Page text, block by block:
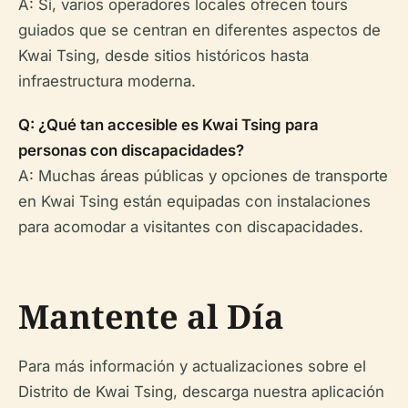
A: Sí, varios operadores locales ofrecen tours
guiados que se centran en diferentes aspectos de
Kwai Tsing, desde sitios históricos hasta
infraestructura moderna.
Q: ¿Qué tan accesible es Kwai Tsing para
personas con discapacidades?
A: Muchas áreas públicas y opciones de transporte
en Kwai Tsing están equipadas con instalaciones
para acomodar a visitantes con discapacidades.
Mantente al Día
Para más información y actualizaciones sobre el
Distrito de Kwai Tsing, descarga nuestra aplicación